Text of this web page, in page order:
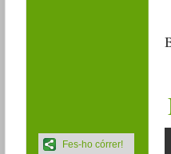
Fes-ho córrer!